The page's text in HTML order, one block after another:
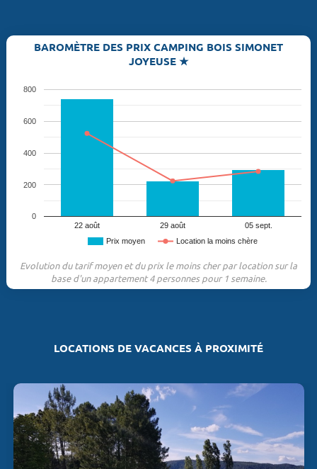
BAROMÈTRE DES PRIX CAMPING BOIS SIMONET
JOYEUSE ★
Prix moyen Location la moins chère
22 août 29 août 05 sept.
0
200
400
600
800
Evolution du tarif moyen et du prix le moins cher par location sur la
base d'un appartement 4 personnes pour 1 semaine.
LOCATIONS DE VACANCES À PROXIMITÉ